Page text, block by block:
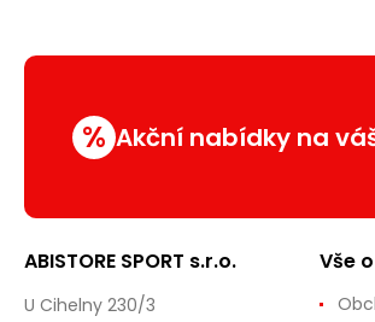
% Akční nabídky na
ABISTORE SPORT s.r.o.
U Cihelny 230/3
Vše